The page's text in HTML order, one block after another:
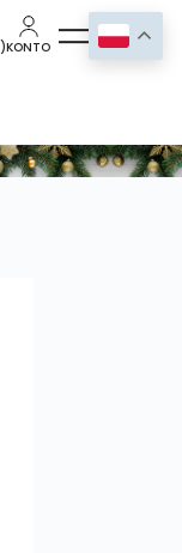
)KONTO